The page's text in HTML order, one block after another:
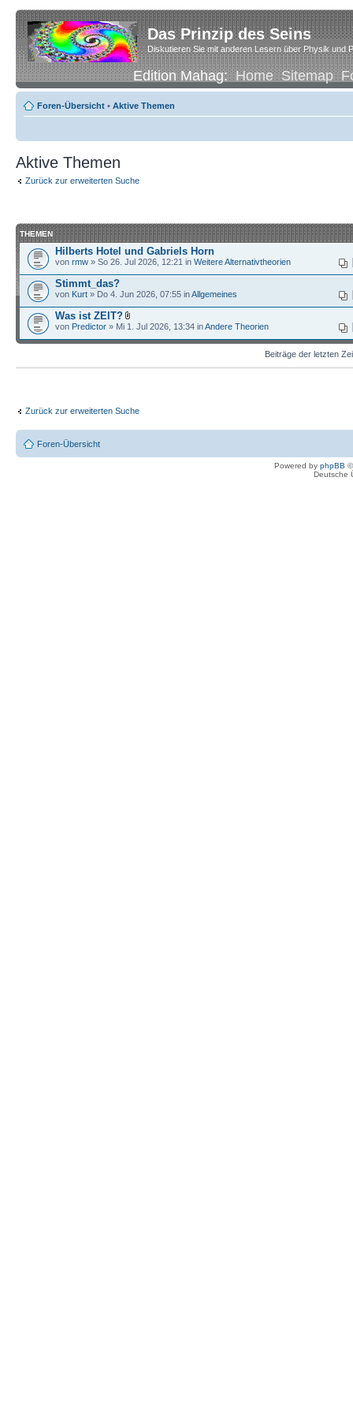
Das Prinzip des Seins
Diskutieren Sie mit anderen Lesern über Physik und
Edition Mahag:Home Sitemap
Foren-Übersicht • Aktive Themen
Aktive Themen
Zurück zur erweiterten Suche
THEMEN
Hilberts Hotel und Gabriels Horn
von rmw » So 26. Jul 2026, 12:21 in Weitere Alternativtheorien
Stimmt_das?
von Kurt » Do 4. Jun 2026, 07:55 inAllgemeines
Was ist ZEIT?
von Predictor » Mi 1. Jul 2026, 13:34 inAndere Theorien
Beiträge der letzten
Zurück zur erweiterten Suche
Foren-Übersicht
Powered by phpBB
Deutsche